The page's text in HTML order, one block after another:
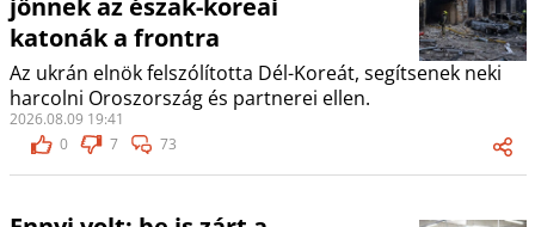
jönnek az észak-koreai
katonák a frontra
Az ukrán elnök felszólította Dél-Koreát, segítsenek neki
harcolni Oroszország és partnerei ellen.
2026.08.09 19:41
0
7 73